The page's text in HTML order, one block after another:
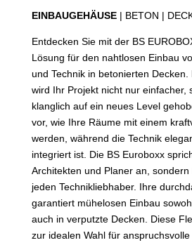
EINBAUGEHÄUSE| BETON |
Entdecken Sie mit der BS
Lösung für den nahtlosen Einbau
und Technik in betonierten
wird Ihr Projekt nicht nur einfacher,
klanglich auf ein neues Level
vor, wie Ihre Räume mit einem
werden, während die Technik
integriert ist. Die BS Euroboxx
Architekten und Planer an,
jeden Technikliebhaber. Ihre
garantiert mühelosen Einbau
auch in verputzte Decken. Diese
zur idealen Wahl für